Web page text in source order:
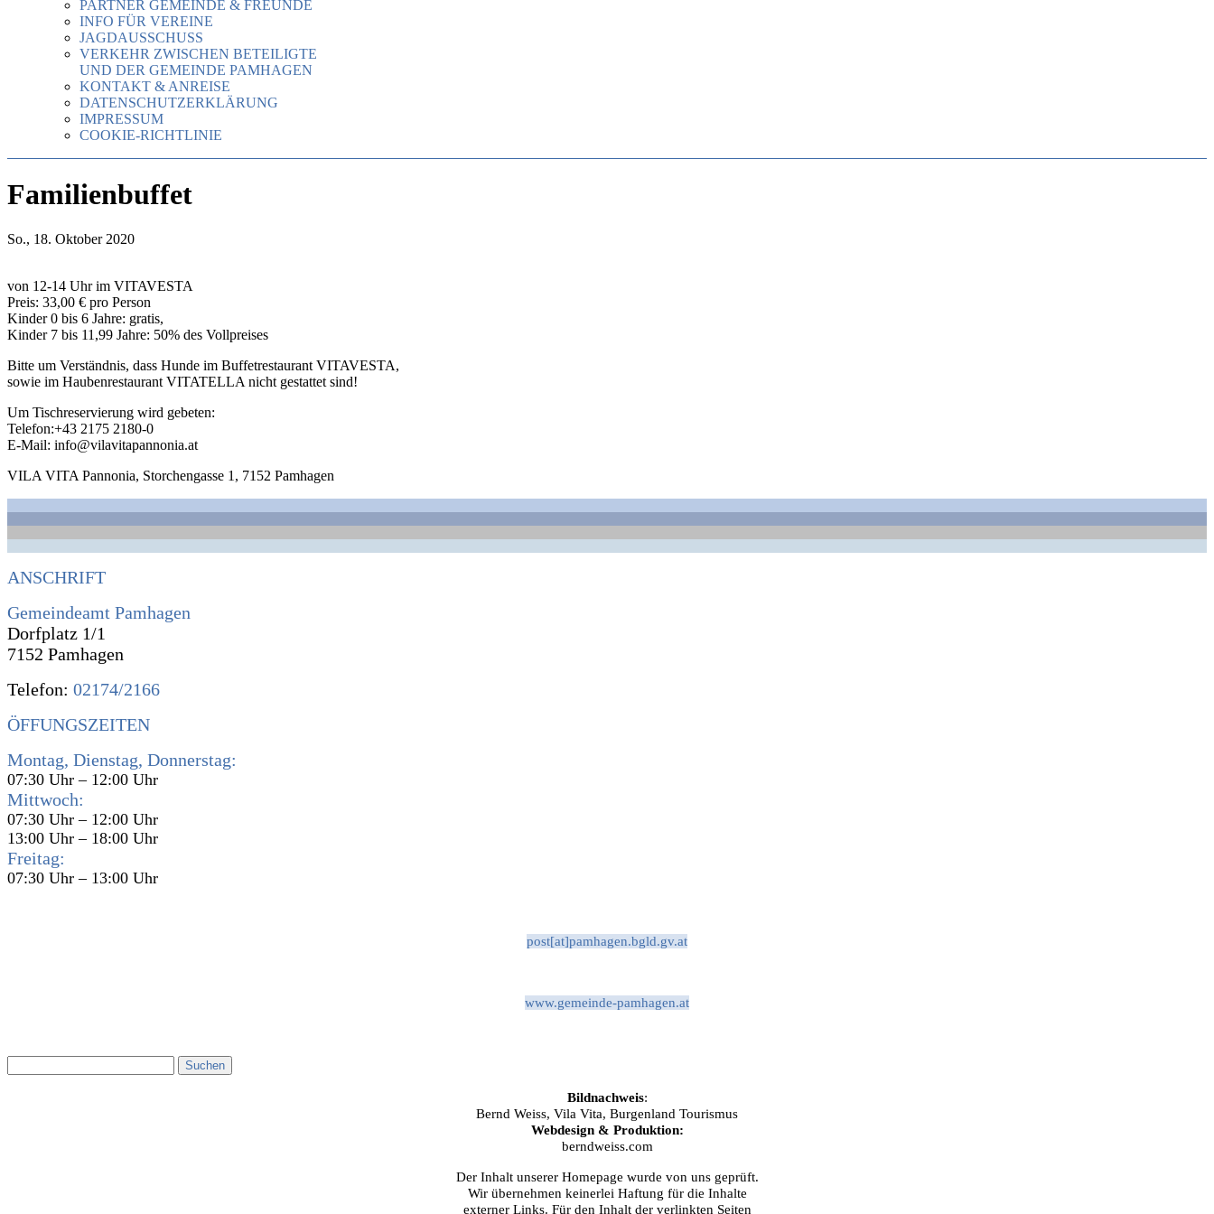
PARTNER GEMEINDE & FREUNDE
INFO FÜR VEREINE
JAGDAUSSCHUSS
VERKEHR ZWISCHEN BETEILIGTE
UND DER GEMEINDE PAMHAGEN
KONTAKT & ANREISE
DATENSCHUTZERKLÄRUNG
IMPRESSUM
COOKIE-RICHTLINIE
Familienbuffet
So., 18. Oktober 2020
von 12-14 Uhr im VITAVESTA
Preis: 33,00 € pro Person
Kinder 0 bis 6 Jahre: gratis,
Kinder 7 bis 11,99 Jahre: 50% des Vollpreises
Bitte um Verständnis, dass Hunde im Buffetrestaurant VITAVESTA,
sowie im Haubenrestaurant VITATELLA nicht gestattet sind!
Um Tischreservierung wird gebeten:
Telefon:+43 2175 2180-0
E-Mail: info@vilavitapannonia.at
VILA VITA Pannonia, Storchengasse 1, 7152 Pamhagen
ANSCHRIFT
Gemeindeamt Pamhagen
Dorfplatz 1/1
7152 Pamhagen
Telefon: 02174/2166
ÖFFUNGSZEITEN
Montag, Dienstag, Donnerstag:
07:30 Uhr – 12:00 Uhr
Mittwoch:
07:30 Uhr – 12:00 Uhr
13:00 Uhr – 18:00 Uhr
Freitag:
07:30 Uhr – 13:00 Uhr
post[at]pamhagen.bgld.gv.at
www.gemeinde-pamhagen.at
Bildnachweis:
Bernd Weiss, Vila Vita, Burgenland Tourismus
Webdesign & Produktion:
berndweiss.com
Der Inhalt unserer Homepage wurde von uns geprüft.
Wir übernehmen keinerlei Haftung für die Inhalte
externer Links. Für den Inhalt der verlinkten Seiten